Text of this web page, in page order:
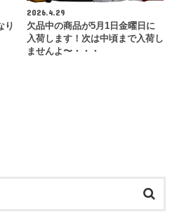
り
2026.4.29
欠品中の商品が5月1日金曜日に
入荷します！次は中頃まで入荷し
ませんよ〜・・・